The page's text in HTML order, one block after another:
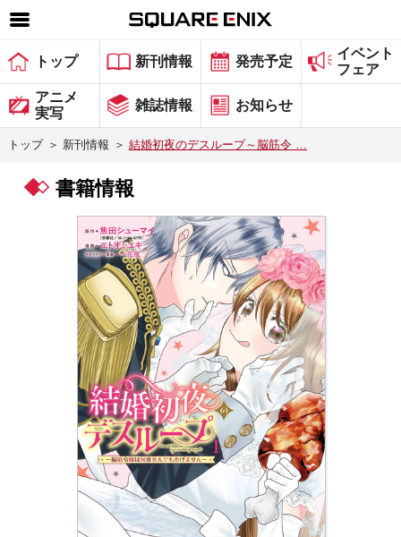
SQUARE ENIX 公式サイトメニュー
ゲーム
マガジン＆ブックス
グッズ
会社情報 採用情報
スクウェア・エニックス サイト内検索
トップ 新刊情報 発売予定
イベント
フェア
アニメ
実写
雑誌情報 お知らせ
トップ ＞ 新刊情報 ＞ 結婚初夜のデスループ～脳筋令 …
書籍情報